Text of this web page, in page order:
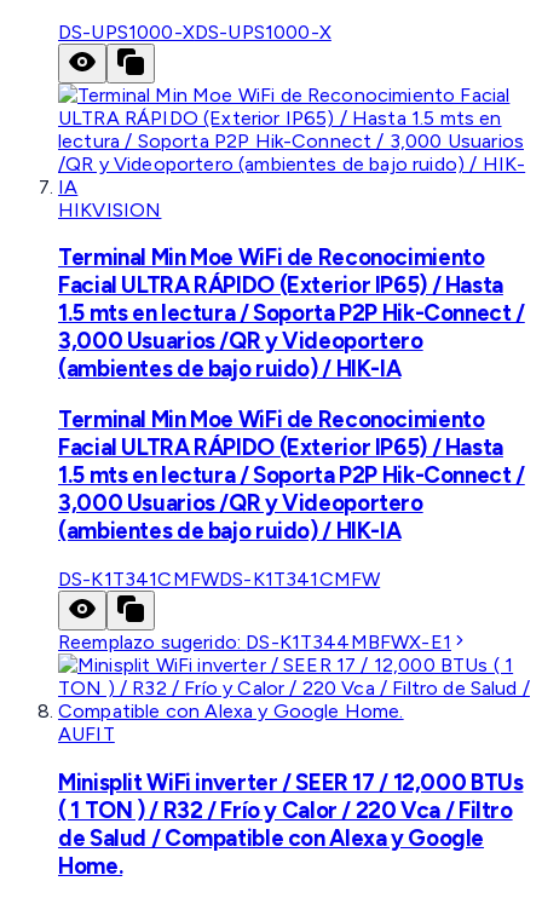
DS-UPS1000-XDS-UPS1000-X
HIKVISION
Terminal Min Moe WiFi de Reconocimiento
Facial ULTRA RÁPIDO (Exterior IP65) / Hasta
1.5 mts en lectura / Soporta P2P Hik-Connect /
3,000 Usuarios /QR y Videoportero
(ambientes de bajo ruido) / HIK-IA
Terminal Min Moe WiFi de Reconocimiento
Facial ULTRA RÁPIDO (Exterior IP65) / Hasta
1.5 mts en lectura / Soporta P2P Hik-Connect /
3,000 Usuarios /QR y Videoportero
(ambientes de bajo ruido) / HIK-IA
DS-K1T341CMFWDS-K1T341CMFW
Reemplazo sugerido: DS-K1T344MBFWX-E1
AUFIT
Minisplit WiFi inverter / SEER 17 / 12,000 BTUs
( 1 TON ) / R32 / Frío y Calor / 220 Vca / Filtro
de Salud / Compatible con Alexa y Google
Home.